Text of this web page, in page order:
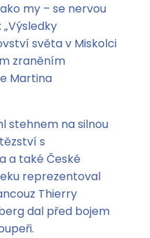
my – se nervou
světa v Miskolci
zraněním
Martina
stehnem na silnou
s
a také České
reprezentoval
Thierry
dal před bojem